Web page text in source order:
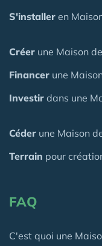
S'installer en
Créer une Maison
Financer une
Investir dans une
Céder une Maison
Terrain pour
FAQ
C'est quoi une